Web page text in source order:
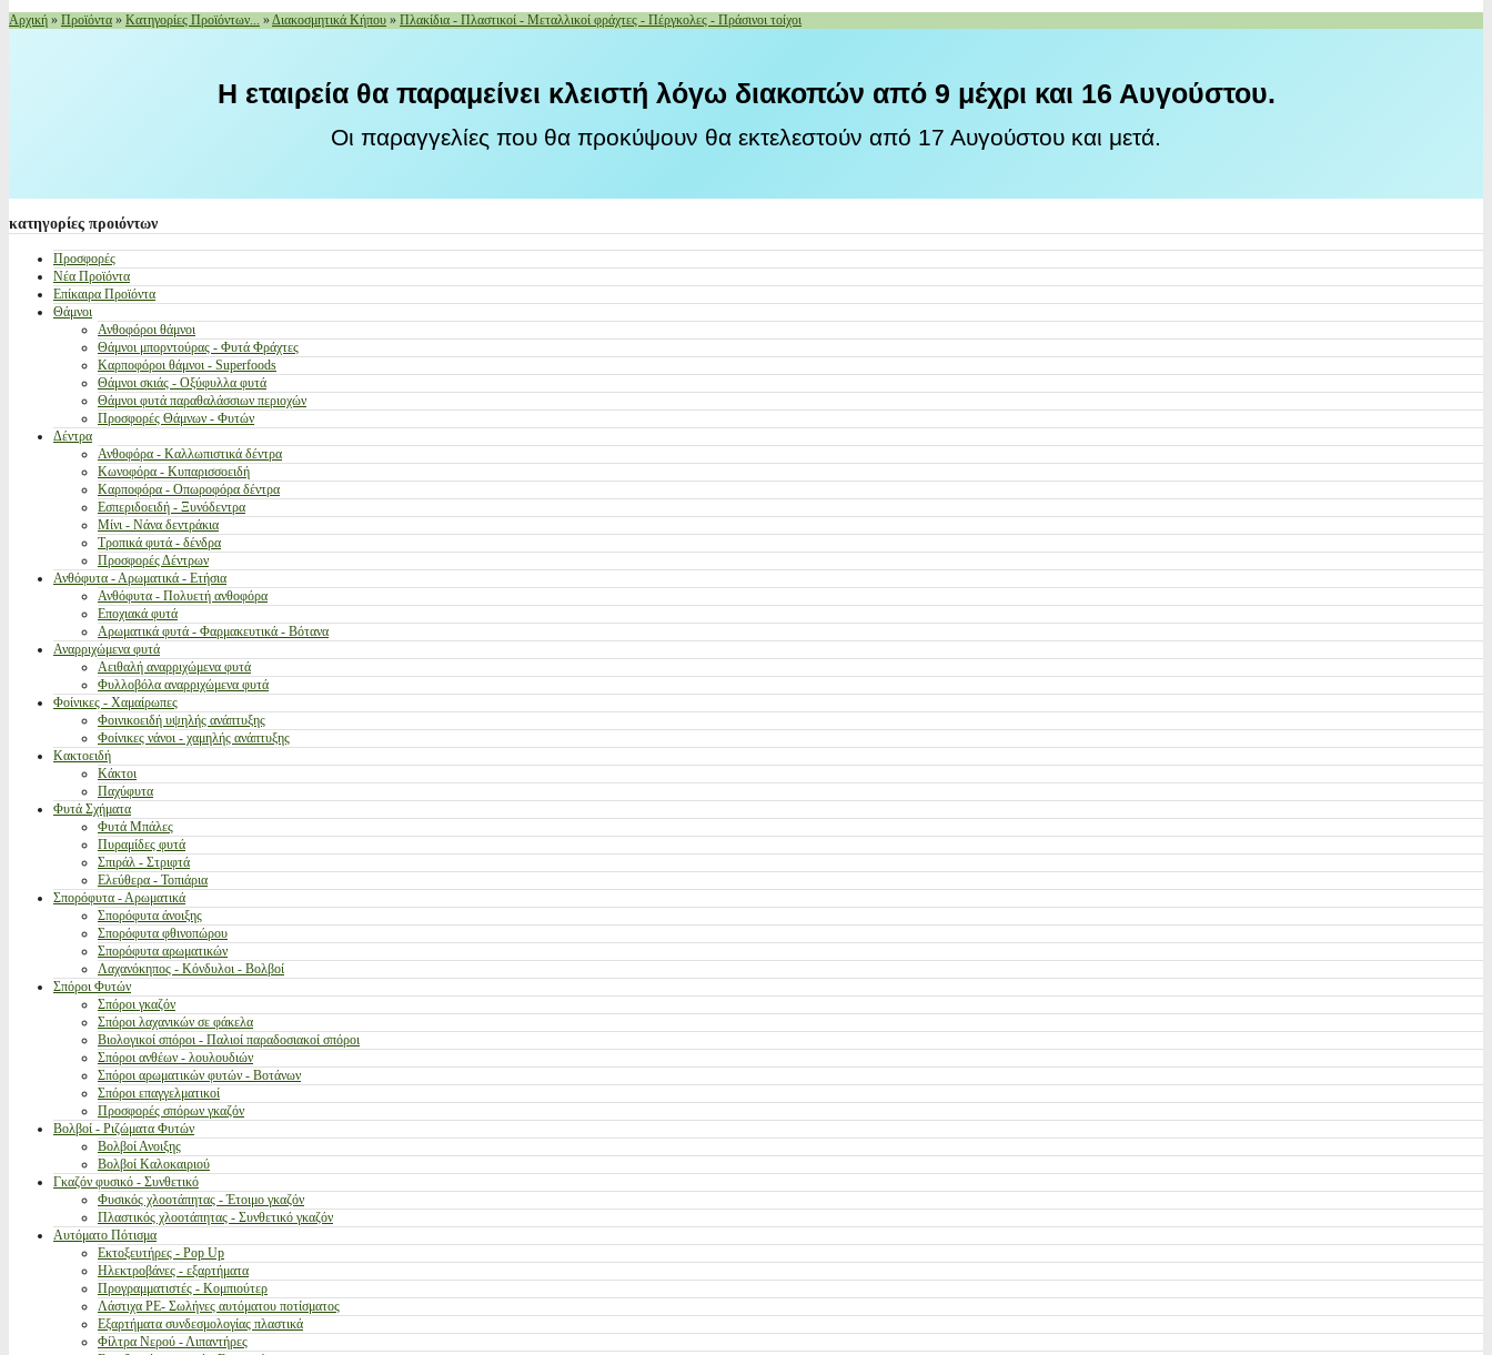
Αρχική » Προϊόντα » Κατηγορίες Προϊόντων... »Διακοσμητικά Κήπου » Πλακίδια - Πλαστικοί - Μεταλλικοί φράχτες - Πέργκολες - Πράσινοι τοίχοι
Η εταιρεία θα παραμείνει κλειστή λόγω διακοπών από 9 μέχρι και 16 Αυγούστου.
Οι παραγγελίες που θα προκύψουν θα εκτελεστούν από 17 Αυγούστου και μετά.
κατηγορίες προιόντων
Προσφορές
Νέα Προϊόντα
Επίκαιρα Προϊόντα
Θάμνοι
Ανθοφόροι θάμνοι
Θάμνοι μπορντούρας - Φυτά Φράχτες
Καρποφόροι θάμνοι - Superfoods
Θάμνοι σκιάς - Οξύφυλλα φυτά
Θάμνοι φυτά παραθαλάσσιων περιοχών
Προσφορές Θάμνων - Φυτών
Δέντρα
Ανθοφόρα - Καλλωπιστικά δέντρα
Κωνοφόρα - Κυπαρισσοειδή
Καρποφόρα - Οπωροφόρα δέντρα
Εσπεριδοειδή - Ξυνόδεντρα
Μίνι - Νάνα δεντράκια
Τροπικά φυτά - δένδρα
Προσφορές Δέντρων
Ανθόφυτα - Αρωματικά - Ετήσια
Ανθόφυτα - Πολυετή ανθοφόρα
Εποχιακά φυτά
Αρωματικά φυτά - Φαρμακευτικά - Βότανα
Αναρριχώμενα φυτά
Αειθαλή αναρριχώμενα φυτά
Φυλλοβόλα αναρριχώμενα φυτά
Φοίνικες - Χαμαίρωπες
Φοινικοειδή υψηλής ανάπτυξης
Φοίνικες νάνοι - χαμηλής ανάπτυξης
Κακτοειδή
Κάκτοι
Παχύφυτα
Φυτά Σχήματα
Φυτά Μπάλες
Πυραμίδες φυτά
Σπιράλ - Στριφτά
Ελεύθερα - Τοπιάρια
Σπορόφυτα - Αρωματικά
Σπορόφυτα άνοιξης
Σπορόφυτα φθινοπώρου
Σπορόφυτα αρωματικών
Λαχανόκηπος - Κόνδυλοι - Βολβοί
Σπόροι Φυτών
Σπόροι γκαζόν
Σπόροι λαχανικών σε φάκελα
Βιολογικοί σπόροι - Παλιοί παραδοσιακοί σπόροι
Σπόροι ανθέων - λουλουδιών
Σπόροι αρωματικών φυτών - Βοτάνων
Σπόροι επαγγελματικοί
Προσφορές σπόρων γκαζόν
Βολβοί - Ριζώματα Φυτών
Βολβοί Ανοιξης
Βολβοί Καλοκαιριού
Γκαζόν φυσικό - Συνθετικό
Φυσικός χλοοτάπητας - Έτοιμο γκαζόν
Πλαστικός χλοοτάπητας - Συνθετικό γκαζόν
Αυτόματο Πότισμα
Εκτοξευτήρες - Pop Up
Ηλεκτροβάνες - εξαρτήματα
Προγραμματιστές - Κομπιούτερ
Λάστιχα PE- Σωλήνες αυτόματου ποτίσματος
Εξαρτήματα συνδεσμολογίας πλαστικά
Φίλτρα Νερού - Λιπαντήρες